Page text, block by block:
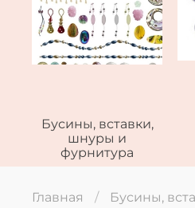
Бусины, вставки,
шнуры и
фурнитура
Главная Бусины,